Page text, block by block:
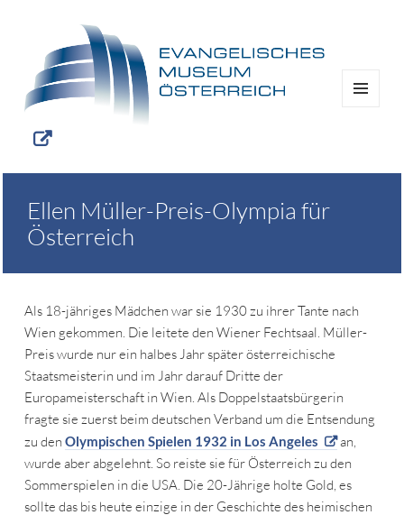
Ellen Müller-Preis-Olympia für
Österreich
Als 18-jähriges Mädchen war sie 1930 zu ihrer Tante nach
Wien gekommen. Die leitete den Wiener Fechtsaal. Müller-
Preis wurde nur ein halbes Jahr später österreichische
Staatsmeisterin und im Jahr darauf Dritte der
Europameisterschaft in Wien. Als Doppelstaatsbürgerin
fragte sie zuerst beim deutschen Verband um die Entsendung
zu den Olympischen Spielen 1932 in Los Angeles
an,
wurde aber abgelehnt. So reiste sie für Österreich zu den
Sommerspielen in die USA. Die 20-Jährige holte Gold, es
sollte das bis heute einzige in der Geschichte des heimischen